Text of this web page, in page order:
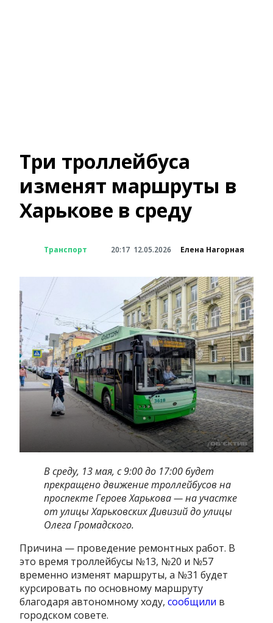
Три троллейбуса
изменят маршруты в
Харькове в среду
Транспорт 20:17 12.05.2026 Елена Нагорная
В среду, 13 мая, с 9:00 до 17:00 будет
прекращено движение троллейбусов на
проспекте Героев Харькова — на участке
от улицы Харьковских Дивизий до улицы
Олега Громадского.
Причина — проведение ремонтных работ. В
это время троллейбусы №13, №20 и №57
временно изменят маршруты, а №31 будет
курсировать по основному маршруту
благодаря автономному ходу,сообщили в
городском совете.